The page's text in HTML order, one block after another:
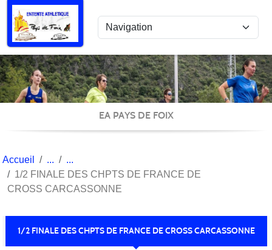
EA PAYS DE FOIX
Accueil
1/2 FINALE DES CHPTS DE FRANCE DE
CROSS CARCASSONNE
1/2 FINALE DES CHPTS DE FRANCE DE CROSS CARCASSONNE
Panneau de gestion des cookies